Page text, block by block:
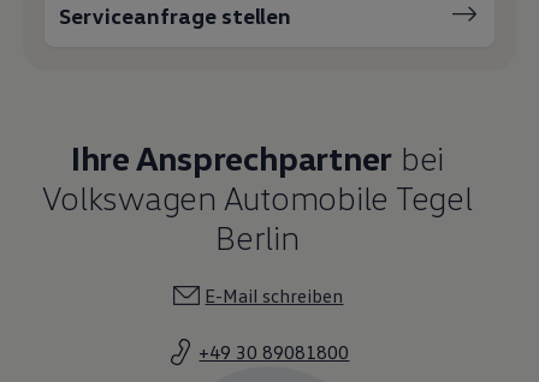
Serviceanfrage stellen
Ihre Ansprechpartner bei
Volkswagen Automobile Tegel
Berlin
E-Mail schreiben
+49 30 89081800